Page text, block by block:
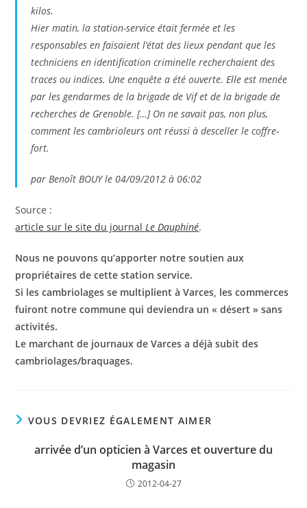
kilos.
Hier matin, la station-service était fermée et les
responsables en faisaient l’état des lieux pendant que les
techniciens en identification criminelle recherchaient des
traces ou indices. Une enquête a été ouverte. Elle est menée
par les gendarmes de la brigade de Vif et de la brigade de
recherches de Grenoble. […] On ne savait pas, non plus,
comment les cambrioleurs ont réussi à desceller le coffre-
fort.
par Benoît BOUY le 04/09/2012 à 06:02
Source :
article sur le site du journalLe Dauphiné.
Nous ne pouvons qu’apporter notre soutien aux
propriétaires de cette station service.
Si les cambriolages se multiplient à Varces, les commerces
fuiront notre commune qui deviendra un « désert » sans
activités.
Le marchant de journaux de Varces a déjà subit des
cambriolages/braquages.
VOUS DEVRIEZ ÉGALEMENT AIMER
arrivée d’un opticien à Varces et ouverture du
magasin
2012-04-27